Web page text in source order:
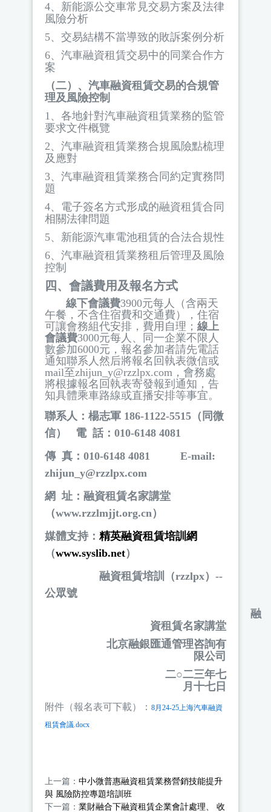
4、新能源公交車常見交易方案及法律
風險分析
5、交易結構不當導致的敗訴案例分析
6、汽車融資租賃交易中的同業合作方
案
（二）、汽車融資租賃交易的合規管
理及風險控制
1、各地針對汽車融資租賃業務的監管
要求文件概覽
2、汽車融資租賃業務合規風險點梳理
及應對
3、汽車融資租賃業務合同約定實務問
題
4、電子簽名方式形成的融資租賃合同
相關法律問題
5、新能源汽車電池租賃的合法合規性
6、汽車融資租賃業務租后管理及風險
控制
四、會議費用及報名方式
線下會議費3900元每人（含兩天
午餐，不含住宿費和交通費），住宿
可讓會務組代安排，費用自理； 線上
會議費3000元每人、同一企業不限人
數參加6000元，報名參加者請先電話
通知聯系人然后將報名回執表微信或
mail至zhijun_y@rzzlpx.com ，會務處
將根據報名回執表寄發報到通知，告
知具體乘車路線或直播安排等事宜。
聯系人：楊志軍 186-1122-5515 （同微
信）
電 話： 010-6148 4081
傳 真： 010-6148 4081 E-mail:
zhijun_y@rzzlpx.com
網 址：融資租賃名家講堂
（www.rzzlmjjt.org.cn）
媒體支持： 精英融資租賃培訓網
（www.syslib.net）
融資租賃培訓（rzzlpx） --
公眾號
融
資租賃名家講堂
北京融銀匯通管理咨詢有
限公司
二○二三年七
月十七日
附件（報名表可下載）： 8月24-25上海汽車融資
租賃會議.docx
上一篇： 中小微普惠融資租賃業務營銷技能提升
與 風險防控專題培訓班
下一篇： 業財融合下融資租賃企業會計處理、 收